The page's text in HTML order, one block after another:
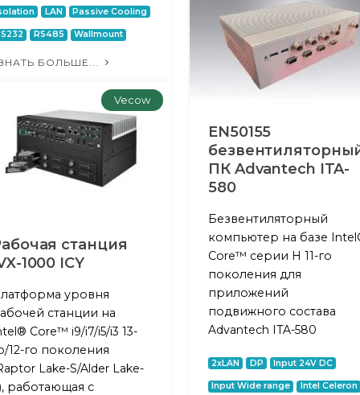
LAN Passive Cooling
RS485 Wallmount
БОЛЬШЕ...
EN50155
ПК Advantech ITA-
580
Безвентиляторный
компьютер на базе
Core™ серии H 11-го
поколения для
приложений
подвижного состава
Advantech ITA-580
2xLAN DP Input 24V DC
Input Wide range Intel Celeron
Vecow
станция
1000 ICY
уровня
станции на
Core™ i9/i7/i5/i3 13-
12-го поколения
Lake-S/Alder Lake-
работающая с